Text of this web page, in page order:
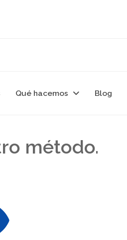
Qué hacemos Blog
método.